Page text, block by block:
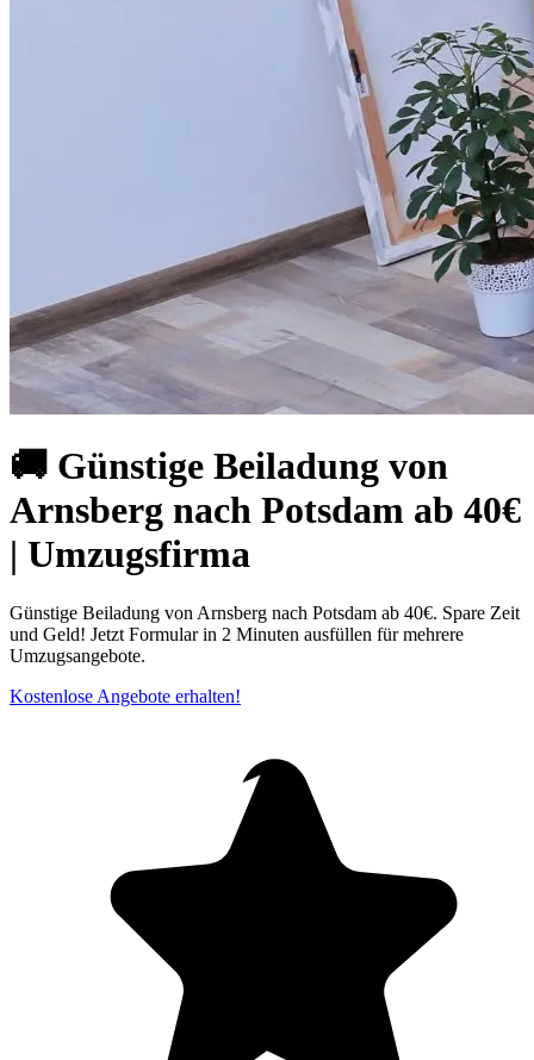
🚚 Günstige Beiladung von
Arnsberg nach Potsdam ab 40€
| Umzugsfirma
Günstige Beiladung von Arnsberg nach Potsdam ab 40€. Spare Zeit
und Geld! Jetzt Formular in 2 Minuten ausfüllen für mehrere
Umzugsangebote.
Kostenlose Angebote erhalten!